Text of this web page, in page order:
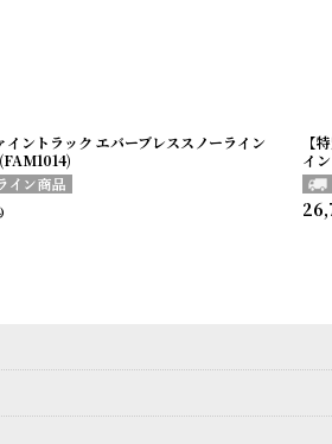
ントラック エバーブレススノーライン
【
イ